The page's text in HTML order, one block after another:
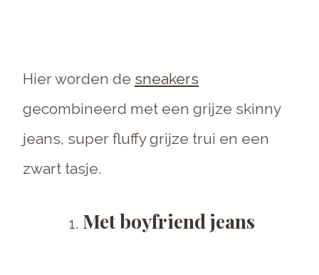
Hier worden de sneakers
gecombineerd met een grijze skinny
jeans, super fluffy grijze trui en een
zwart tasje.
Met boyfriend jeans